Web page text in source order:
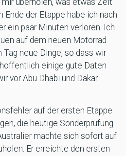
überholen, was etwas Zeit
Ende der Etappe habe ich nach
ein paar Minuten verloren. Ich
auf dem neuen Motorrad
Tag neue Dinge, so dass wir
einige gute Daten
vor Abu Dhabi und Dakar
auf der ersten Etappe
die heutige Sonderprüfung
machte sich sofort auf
Er erreichte den ersten